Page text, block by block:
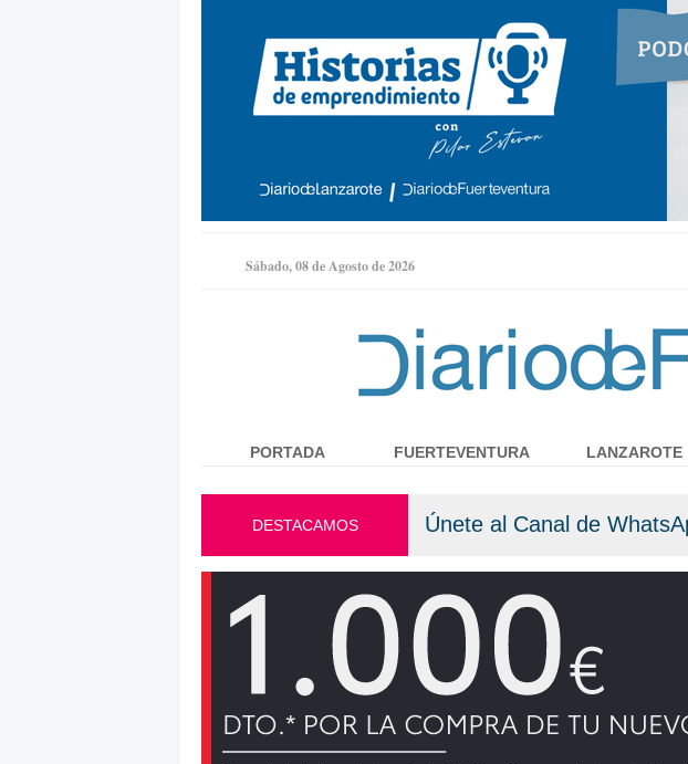
Sábado, 08 de Agosto de 2026
DESTACAMOS Únete al Canal de
PORTADA FUERTEVENTURA LANZAROTE